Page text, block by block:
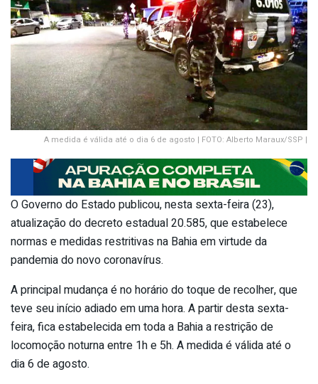
A medida é válida até o dia 6 de agosto | FOTO: Alberto Maraux/SSP |
O Governo do Estado publicou, nesta sexta-feira (23),
atualização do decreto estadual 20.585, que estabelece
normas e medidas restritivas na Bahia em virtude da
pandemia do novo coronavírus.
A principal mudança é no horário do toque de recolher, que
teve seu início adiado em uma hora. A partir desta sexta-
feira, fica estabelecida em toda a Bahia a restrição de
locomoção noturna entre 1h e 5h. A medida é válida até o
dia 6 de agosto.